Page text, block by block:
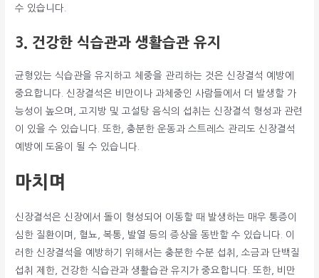
수 있습니다.
3. 건강한 식습관과 생활습관 유지
균형있는 식습관을 유지하고 체중을 관리하는 것은 신장결석 예방에
중요합니다. 신장결석은 비만이나 과체중인 사람들에서 더 발생할 가
능성이 높으며, 고지방 및 고설탕 음식의 섭취는 신장결석 형성과 관련
이 있을 수 있습니다. 또한, 충분한 운동과 스트레스 관리도 신장결석
예방에 도움이 될 수 있습니다.
마치며
신장결석은 신장에서 돌이 형성되어 이동할 때 발생하는 매우 통증이
심한 질환이며, 혈뇨, 복통, 발열 등의 증상을 동반할 수 있습니다. 이
러한 신장결석을 예방하기 위해서는 충분한 수분 섭취, 소금과 단백질
섭취 제한, 건강한 식습관과 생활습관 유지가 중요합니다. 또한, 비만